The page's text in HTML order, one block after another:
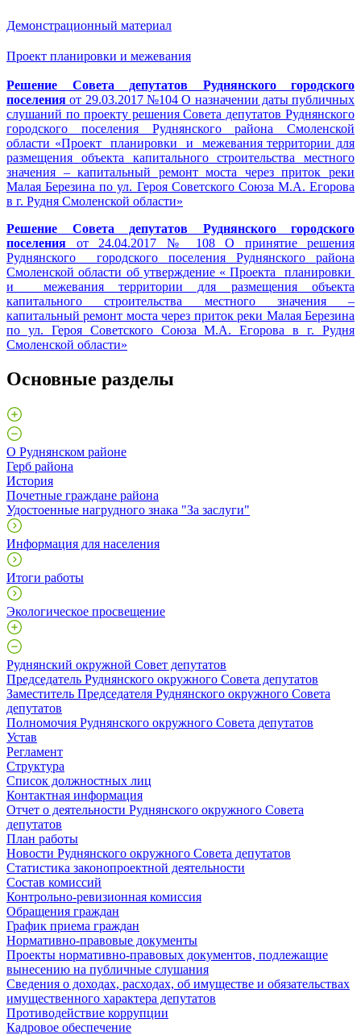
Демонстрационный материал
Проект планировки и межевания
Решение Совета депутатов Руднянского городского
поселенияот 29.03.2017 №104 О назначении даты публичных
слушаний по проекту решения Совета депутатов Руднянского
городского поселения Руднянского района Смоленской
области «Проект планировки и межевания территории для
размещения объекта капитального строительства местного
значения – капитальный ремонт моста через приток реки
Малая Березина по ул. Героя Советского Союза М.А. Егорова
в г. Рудня Смоленской области»
Решение Совета депутатов Руднянского городского
поселения от 24.04.2017 № 108 О принятие решения
Руднянского городского поселения Руднянского района
Смоленской области об утверждение « Проекта планировки
и межевания территории для размещения объекта
капитального строительства местного значения –
капитальный ремонт моста через приток реки Малая Березина
по ул. Героя Советского Союза М.А. Егорова в г. Рудня
Смоленской области»
Основные разделы
О Руднянском районе
Герб района
История
Почетные граждане района
Удостоенные нагрудного знака "За заслуги"
Информация для населения
Итоги работы
Экологическое просвещение
Руднянский окружной Совет депутатов
Председатель Руднянского окружного Совета депутатов
Заместитель Председателя Руднянского окружного Совета
депутатов
Полномочия Руднянского окружного Совета депутатов
Устав
Регламент
Структура
Список должностных лиц
Контактная информация
Отчет о деятельности Руднянского окружного Совета
депутатов
План работы
Новости Руднянского окружного Совета депутатов
Статистика законопроектной деятельности
Состав комиссий
Контрольно-ревизионная комиссия
Обращения граждан
График приема граждан
Нормативно-правовые документы
Проекты нормативно-правовых документов, подлежащие
вынесению на публичные слушания
Сведения о доходах, расходах, об имуществе и обязательствах
имущественного характера депутатов
Противодействие коррупции
Кадровое обеспечение